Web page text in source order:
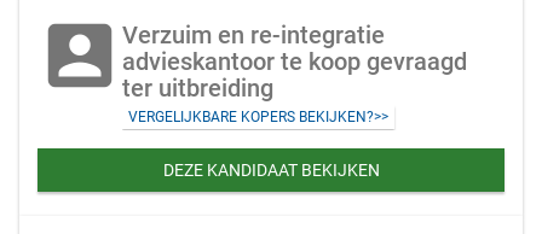
account_box Verzuim en re-integratie
advieskantoor te koop gevraagd
ter uitbreiding
VERGELIJKBARE KOPERS BEKIJKEN?>>
DEZE KANDIDAAT BEKIJKEN